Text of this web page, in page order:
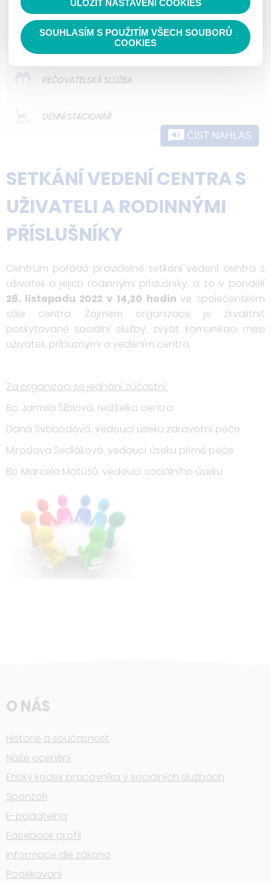
ODLEHČOVACÍ SLUŽBY
DOMOVY PRO OSOBY SE ZDRAVOTNÍM
PEČOVATELSKÁ SLUŽBA
DENNÍ STACIONÁŘ
ČÍST NAHLAS
SETKÁNÍ VEDENÍ CENTRA S
UŽIVATELI A RODINNÝMI
PŘÍSLUŠNÍKY
Centrum pořádá pravidelné setkání vedení centra s
uživateli a jejich rodinnými příslušníky, a to v pondělí
28. listopadu 2022 v 14,30 hodinve společenském
sále centra. Zájmem organizace je zkvalitnit
poskytované sociální služby, zvýšit komunikaci mezi
uživateli, příbuznými a vedením centra.
Za organizaci se jednání zúčastní:
Bc. Jarmila Šíblová, ředitelka centra
Dana Svobodová, vedoucí úseku zdravotní péče
Miroslava Sedláková, vedoucí úseku přímé péče
Bc. Marcela Matúšů, vedoucí sociálního úseku
O NÁS
Historie a současnost
Naše ocenění
Etický kodex pracovníka v sociálních službách
Sponzoři
E-podatelna
Facebook profil
Informace dle zákona
Poděkování
ULOŽIT NASTAVENÍ COOKIES
SOUHLASÍM S POUŽITÍM VŠECH SOUBORŮ
COOKIES